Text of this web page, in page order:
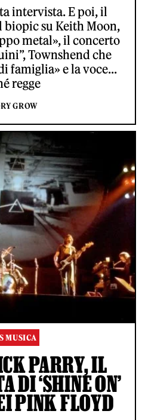
intervista. E poi, il
su Keith Moon,
metal», il concerto
Townshend che
famiglia» e la voce...
regge
GROW
MUSICA
PARRY, IL
DI ‘SHINE ON’
PINK FLOYD